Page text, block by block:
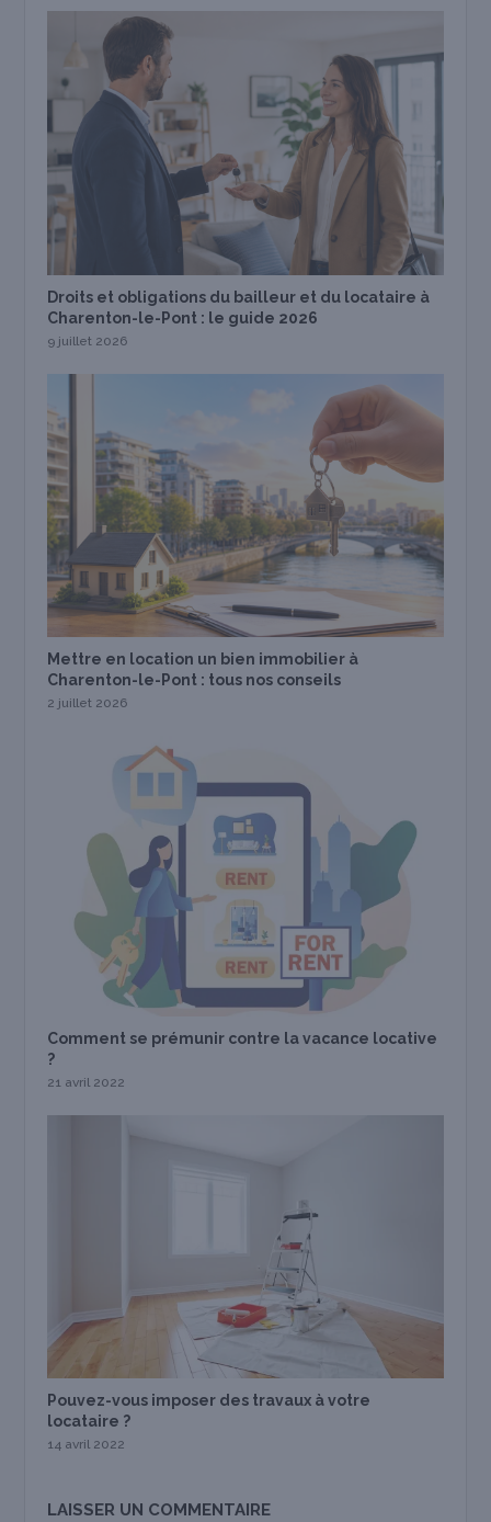
Droits et obligations du bailleur et du locataire à
Charenton-le-Pont : le guide 2026
9 juillet 2026
Mettre en location un bien immobilier à
Charenton-le-Pont : tous nos conseils
2 juillet 2026
Comment se prémunir contre la vacance locative
?
21 avril 2022
Pouvez-vous imposer des travaux à votre
locataire ?
14 avril 2022
LAISSER UN COMMENTAIRE